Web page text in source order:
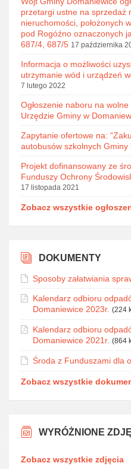
przetargi ustne na sprzedaż
nieruchomości, położonych
pod Rogóźno oznaczonych
687/4, 687/5 17 października
Informacja o możliwości
utrzymanie wód i urządzeń
7 lutego 2022
Ogłoszenie naboru na
Urzędzie Gminy w
Zapytanie ofertowe na:
autobusów szkolnych Gminy
Projekt dofinansowany ze
Funduszy Ochrony
17 listopada 2021
Zobacz wszystkie
DOKUMENTY
Sposoby załatwiania
Kalendarz odbioru
Domaniewice 2023r. (224
Kalendarz odbioru
Domaniewice 2021r. (864
Środa z Funduszami dla
Zobacz wszystkie
WYRÓŻNIONE
Zobacz wszystkie zdjęcia